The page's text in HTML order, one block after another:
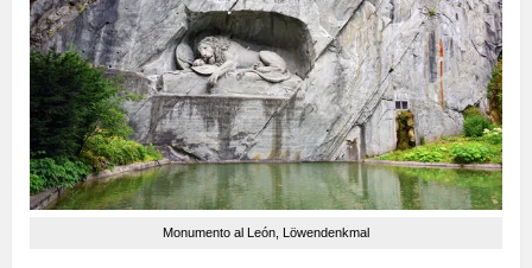
Monumento al León, Löwendenkmal